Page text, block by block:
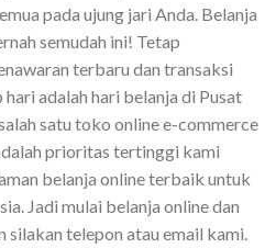
pada ujung jari Anda. Belanja
semudah ini! Tetap
terbaru dan transaksi
adalah hari belanja di Pusat
satu toko online e-commerce
prioritas tertinggi kami
belanja online terbaik untuk
Jadi mulai belanja online dan
silakan telepon atau email kami.